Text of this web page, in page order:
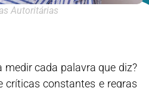
Autoritárias
medir cada palavra que diz?
críticas constantes e regras